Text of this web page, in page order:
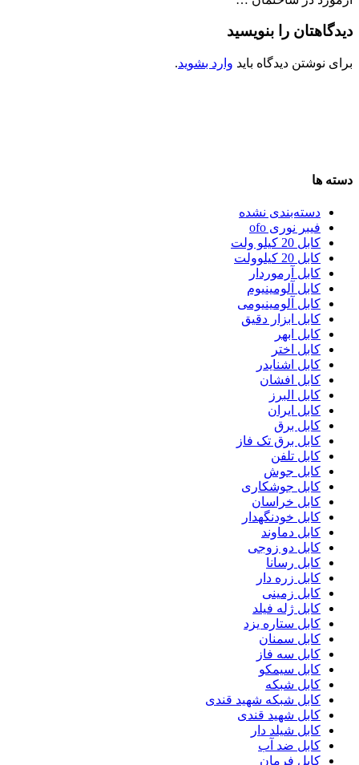
دیدگاهتان را بنویسید
برای نوشتن دیدگاه باید وارد بشوید.
دسته ها
دسته‌بندی نشده
فیبر نوری ofo
کابل 20 کیلو ولت
کابل 20 کیلوولت
کابل آرموردار
کابل آلومینیوم
کابل آلومینیومی
کابل ابزار دقیق
کابل ابهر
کابل اختر
کابل اشنایدر
کابل افشان
کابل البرز
کابل ایران
کابل برق
کابل برق تک فاز
کابل تلفن
کابل جوش
کابل جوشکاری
کابل خراسان
کابل خودنگهدار
کابل دماوند
کابل دو زوجی
کابل رسانا
کابل زره دار
کابل زمینی
کابل ژله فیلد
کابل ستاره یزد
کابل سمنان
کابل سه فاز
کابل سیمکو
کابل شبکه
کابل شبکه شهید قندی
کابل شهید قندی
کابل شیلد دار
کابل ضد آب
کابل فرمان